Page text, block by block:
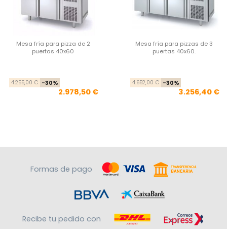
Mesa fría para pizza de 2
puertas 40x60
Precio base
4.255,00 € -30%
2.978,50 €
Mesa fría para pizzas de 3
puertas 40x60.
4.652,00 € -30%
3.256,40 €
Formas de pago
Recibe tu pedido con